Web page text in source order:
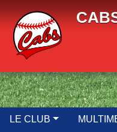
LE CLUB